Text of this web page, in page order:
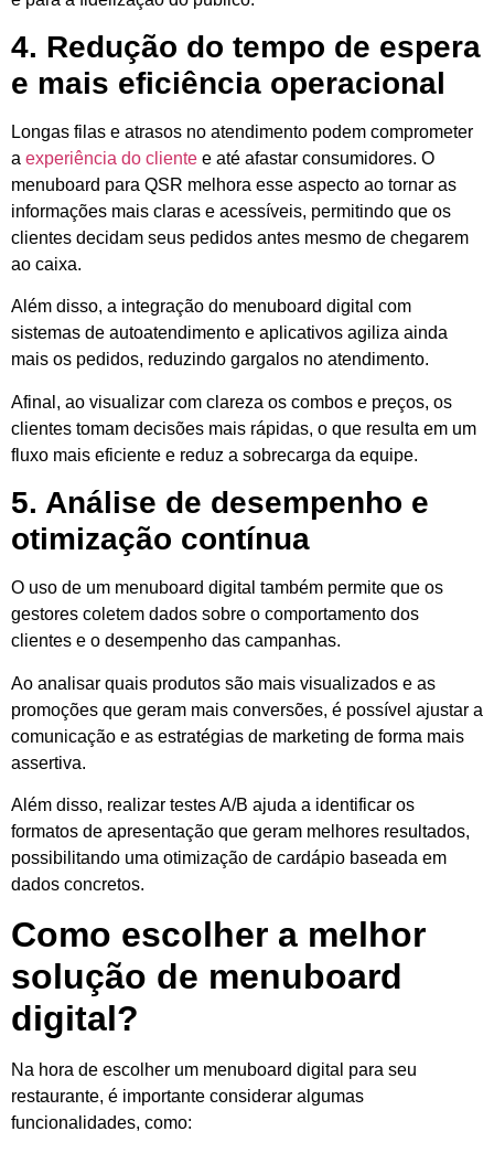
4. Redução do tempo de espera
e mais eficiência operacional
Longas filas e atrasos no atendimento podem comprometer
a experiência do cliente e até afastar consumidores. O
menuboard para QSR melhora esse aspecto ao tornar as
informações mais claras e acessíveis, permitindo que os
clientes decidam seus pedidos antes mesmo de chegarem
ao caixa.
Além disso, a integração do menuboard digital com
sistemas de autoatendimento e aplicativos agiliza ainda
mais os pedidos, reduzindo gargalos no atendimento.
Afinal, ao visualizar com clareza os combos e preços, os
clientes tomam decisões mais rápidas, o que resulta em um
fluxo mais eficiente e reduz a sobrecarga da equipe.
5. Análise de desempenho e
otimização contínua
O uso de um menuboard digital também permite que os
gestores coletem dados sobre o comportamento dos
clientes e o desempenho das campanhas.
Ao analisar quais produtos são mais visualizados e as
promoções que geram mais conversões, é possível ajustar a
comunicação e as estratégias de marketing de forma mais
assertiva.
Além disso, realizar testes A/B ajuda a identificar os
formatos de apresentação que geram melhores resultados,
possibilitando uma otimização de cardápio baseada em
dados concretos.
Como escolher a melhor
solução de menuboard
digital?
Na hora de escolher um menuboard digital para seu
restaurante, é importante considerar algumas
funcionalidades, como: